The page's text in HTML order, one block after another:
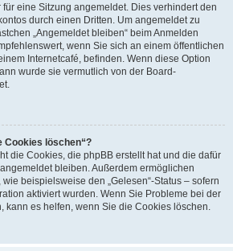
eine Sitzung angemeldet. Dies verhindert den
durch einen Dritten. Um angemeldet zu
„Angemeldet bleiben“ beim Anmelden
wenn Sie sich an einem öffentlichen
Internetcafé, befinden. Wenn diese Option
wurde sie vermutlich von der Board-
Cookies löschen“?
die Cookies, die phpBB erstellt hat und die dafür
bleiben. Außerdem ermöglichen
beispielsweise den „Gelesen“-Status – sofern
aktiviert wurden. Wenn Sie Probleme bei der
kann es helfen, wenn Sie die Cookies löschen.